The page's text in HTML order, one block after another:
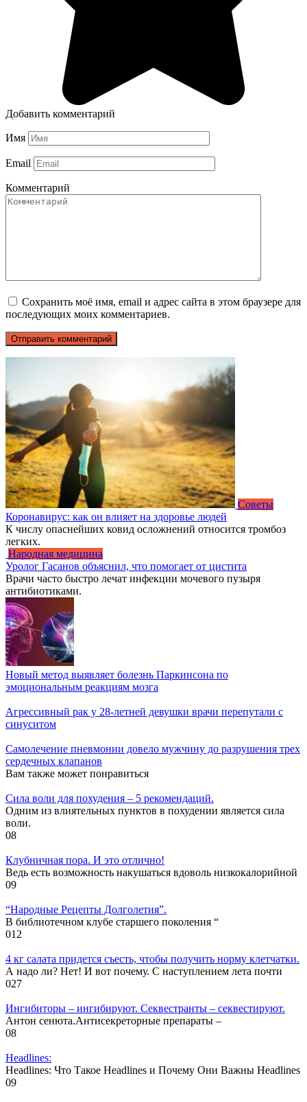
Добавить комментарий
Имя
Email
Комментарий
Сохранить моё имя, email и адрес сайта в этом браузере для
последующих моих комментариев.
Советы
Коронавирус: как он влияет на здоровье людей
К числу опаснейших ковид осложнений относится тромбоз
легких.
Народная медицина
Уролог Гасанов объяснил, что помогает от цистита
Врачи часто быстро лечат инфекции мочевого пузыря
антибиотиками.
Новый метод выявляет болезнь Паркинсона по
эмоциональным реакциям мозга
Агрессивный рак у 28-летней девушки врачи перепутали с
синуситом
Самолечение пневмонии довело мужчину до разрушения трех
сердечных клапанов
Вам также может понравиться
Cила воли для похудения – 5 рекомендаций.
Одним из влиятельных пунктов в похудении является сила
воли.
08
Клубничная пора. И это отлично!
Ведь есть возможность накушаться вдоволь низкокалорийной
09
“Народные Рецепты Долголетия”.
В библиотечном клубе старшего поколения “
012
4 кг салата придется съесть, чтобы получить норму клетчатки.
А надо ли? Нет! И вот почему. С наступлением лета почти
027
Ингибиторы – ингибируют. Секвестранты – секвестируют.
Антон сенюта.Антисекреторные препараты –
08
Headlines:
Headlines: Что Такое Headlines и Почему Они Важны Headlines
09